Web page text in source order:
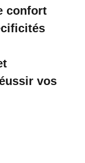
confort
vos